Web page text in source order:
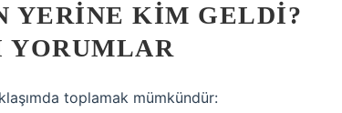
YERINE KIM GELDI?
YORUMLAR
toplamak mümkündür: